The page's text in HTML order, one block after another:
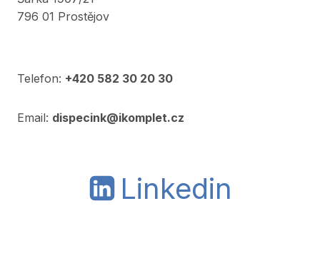
796 01 Prostějov
Telefon: +420 582 30 20 30
Email: dispecink@ikomplet.cz
Linkedin